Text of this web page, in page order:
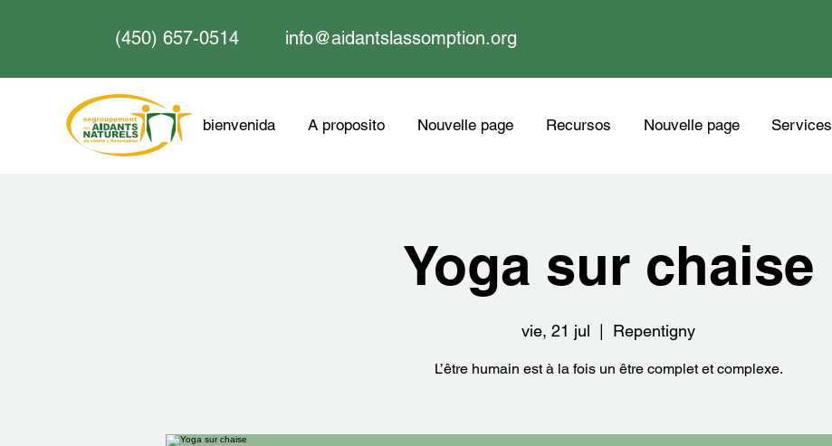
(450) 657-0514 info@aidantslassomption.org
bienvenida A proposito Nouvelle page Recursos Nouvelle page Services
Yoga sur chaise
vie, 21 jul Repentigny
L’être humain est à la fois un être complet et complexe.